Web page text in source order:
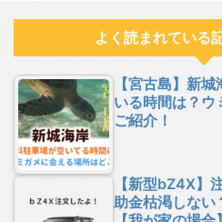
よく読まれている
【宮古島】新
いる時間は？ウ
ご紹介！
【新型bZ4X】
助金枯渇しない